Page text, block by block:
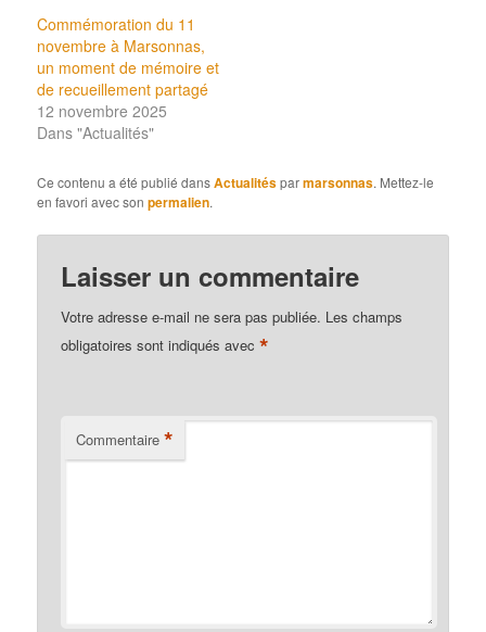
Commémoration du 11
novembre à Marsonnas,
un moment de mémoire et
de recueillement partagé
12 novembre 2025
Dans "Actualités"
Ce contenu a été publié dansActualitésparmarsonnas. Mettez-le
en favori avec sonpermalien.
Laisser un commentaire
Votre adresse e-mail ne sera pas publiée. Les champs
obligatoires sont indiqués avec*
Commentaire *